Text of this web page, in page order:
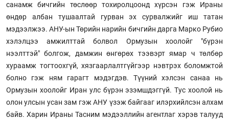
санамж бичгийн төслөөр тохиролцоонд хүрсэн гэж Ираны
өндөр албан тушаалтай гурван эх сурвалжийг иш татан
мэдээлжээ. АНУ-ын Төрийн нарийн бичгийн дарга Марко Рубио
хэлэлцээ амжилттай болвол Ормузын хоолойг "бүрэн
нээлттэй" болгож, дамжин өнгөрөх тээвэрт ямар ч төлбөр
хураамж тогтоохгүй, хязгаарлалтгүйгээр нэвтрэх боломжтой
болно гэж ням гарагт мэдэгдэв. Түүний хэлсэн санаа нь
Ормузын хоолойг Иран улс бүрэн эзэмшдэггүй. Тус хоолой нь
олон улсын усан зам гэж АНУ үзэж байгааг илэрхийлсэн алхам
байв. Харин Ираны Тасним мэдээллийн агентлаг хэрэв талууд